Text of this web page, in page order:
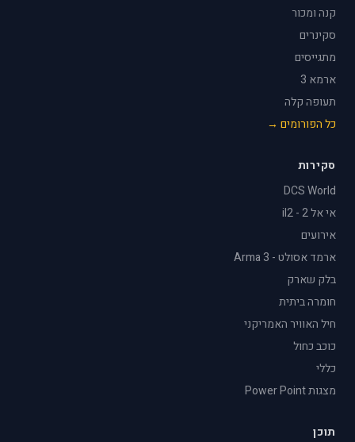
קנה ומכור
סקינרים
מתגייסים
ארמא 3
תעופה קלה
כל הפורומים →
סקירות
DCS World
אי אל 2 - il2
אירועים
ארמד אסולט - Arma 3
בלק שארק
חומרה ביתית
חיל האוויר האמריקני
כוכב כחול
כללי
מצגות Power Point
תוכן